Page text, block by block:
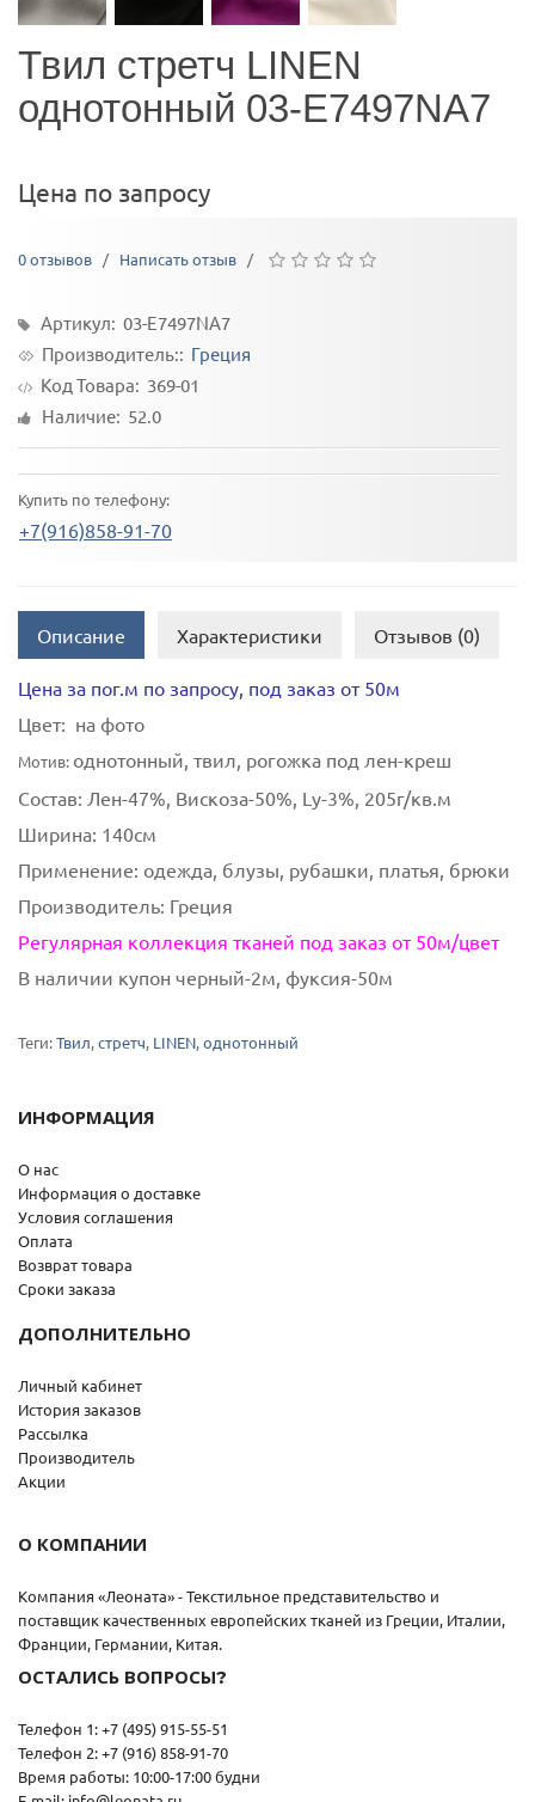
Твил стретч LINEN
однотонный 03-Е7497NA7
Цена по запросу
0 отзывов / Написать отзыв /
Артикул: 03-Е7497NA7
Производитель:: Греция
Код Товара: 369-01
Наличие: 52.0
Купить по телефону:
+7(916)858-91-70
Описание Характеристики Отзывов (0)
Цена за пог.м по запросу, под заказ от 50м
Цвет: на фото
Мотив: однотонный, твил, рогожка под лен-креш
Состав: Лен-47%, Вискоза-50%, Ly-3%, 205г/кв.м
Ширина: 140см
Применение: одежда, блузы, рубашки, платья, брюки
Производитель: Греция
Регулярная коллекция тканей под заказ от 50м/цвет
В наличии купон черный-2м, фуксия-50м
Теги:Твил,стретч, LINEN,однотонный
ИНФОРМАЦИЯ
О нас
Информация о доставке
Условия соглашения
Оплата
Возврат товара
Сроки заказа
ДОПОЛНИТЕЛЬНО
Личный кабинет
История заказов
Рассылка
Производитель
Акции
О КОМПАНИИ
Компания «Леоната» - Текстильное представительство и
поставщик качественных европейских тканей из Греции, Италии,
Франции, Германии, Китая.
ОСТАЛИСЬ ВОПРОСЫ?
Телефон 1: +7 (495) 915-55-51
Телефон 2: +7 (916) 858-91-70
Время работы: 10:00-17:00 будни